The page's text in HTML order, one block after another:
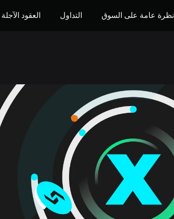
نظرة عامة على السوق التداول العقود الآجلة